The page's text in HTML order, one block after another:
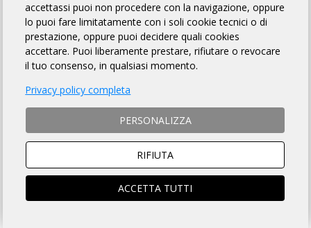
PROFILO
ASD BICLETTIAMO
La nostra societa´ nata da appena due anni (inizio 2019), ha soci
provenienti da diversi comuni della provincia di Enna (Leonforte,
Agira, Catenanuova, Centuripe, Regalbuto) e con affiliati che
provengono anche da centinaia di chilometri (Catania e Siracusa
e persino di Roma).
La Societa´ conta di n. 27 atleti e´ nata come associazione
accettassi puoi non procedere con la navigazione, oppure
lo puoi fare limitatamente con i soli cookie tecnici o di
prestazione, oppure puoi decidere quali cookies
accettare. Puoi liberamente prestare, rifiutare o revocare
il tuo consenso, in qualsiasi momento.
Privacy policy completa
PERSONALIZZA
RIFIUTA
ACCETTA TUTTI